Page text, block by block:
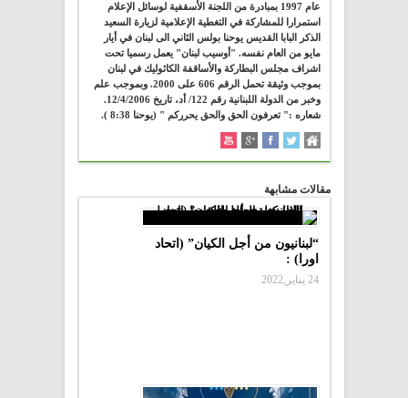
عام 1997 بمبادرة من اللجنة الأسقفية لوسائل الإعلام
استمرارا للمشاركة في التغطية الإعلامية لزيارة السعيد
الذكر البابا القديس يوحنا بولس الثاني الى لبنان في أيار
مايو من العام نفسه. "أوسيب لبنان" يعمل رسميا تحت
اشراف مجلس البطاركة والأساقفة الكاثوليك في لبنان
بموجب وثيقة تحمل الرقم 606 على 2000. وبموجب علم
وخبر من الدولة اللبنانية رقم 122/ أد، تاريخ 12/4/2006.
شعاره :" تعرفون الحق والحق يحرركم " (يوحنا 8:38 ).
مقالات مشابهة
“لبنانيون من أجل الكيان” (اتحاد
اورا) :
24 يناير,2022